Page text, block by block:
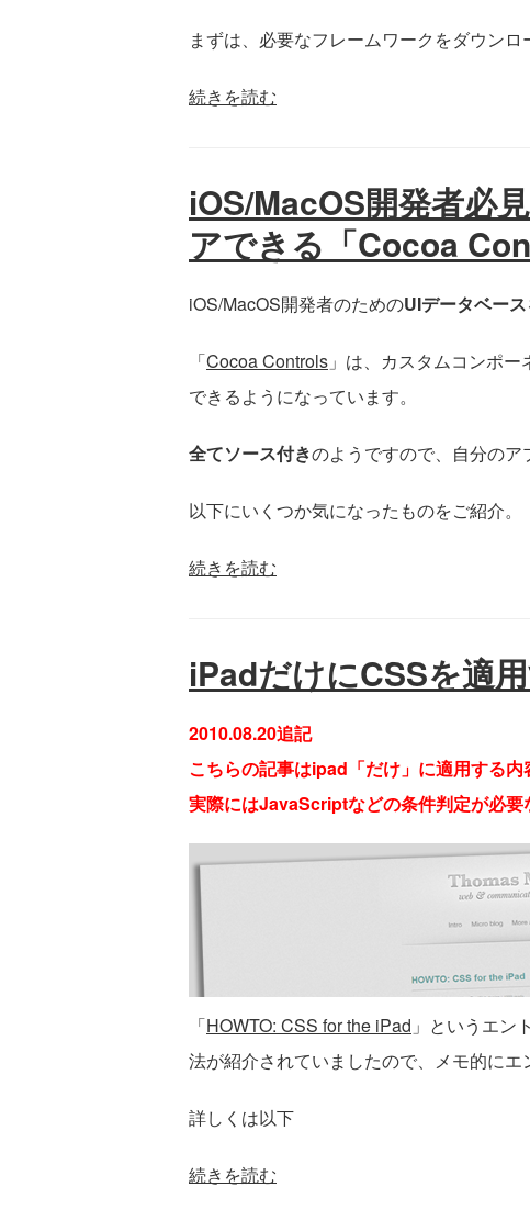
まずは、必要なフレームワークをダウンロ
続きを読む
iOS/MacOS開発者必
アできる「Cocoa
iOS/MacOS開発者のためのUIデータベース
「Cocoa Controls 」は、カスタムコンポ
できるようになっています。
全てソース付きのようですので、自分のア
以下にいくつか気になったものをご紹介。
続きを読む
iPadだけにCSSを適
2010.08.20追記
こちらの記事はipad「だけ」に適用する内
実際にはJavaScriptなどの条件判定が必要
「HOWTO: CSS for the iPad 」というエン
法が紹介されていましたので、メモ的にエ
詳しくは以下
続きを読む